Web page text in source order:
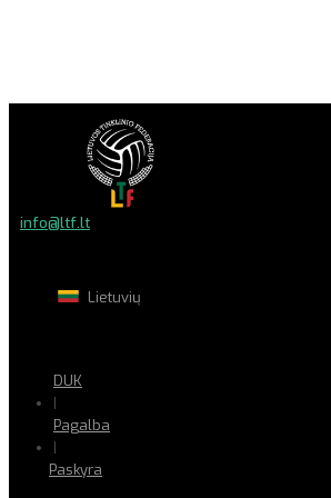
info@ltf.lt
Lietuvių
DUK
|
Pagalba
|
Paskyra